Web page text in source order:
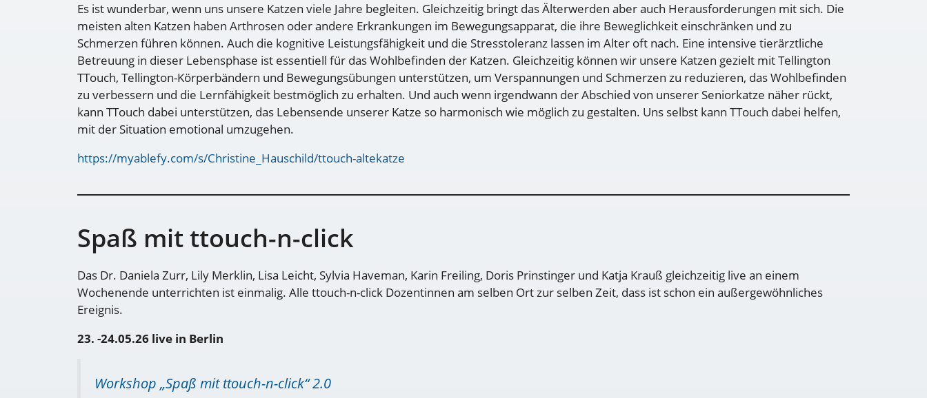
Es ist wunderbar, wenn uns unsere Katzen viele Jahre begleiten. Gleichzeitig bringt das Älterwerden aber auch Herausforderungen mit sich. Die
meisten alten Katzen haben Arthrosen oder andere Erkrankungen im Bewegungsapparat, die ihre Beweglichkeit einschränken und zu
Schmerzen führen können. Auch die kognitive Leistungsfähigkeit und die Stresstoleranz lassen im Alter oft nach. Eine intensive tierärztliche
Betreuung in dieser Lebensphase ist essentiell für das Wohlbefinden der Katzen. Gleichzeitig können wir unsere Katzen gezielt mit Tellington
TTouch, Tellington-Körperbändern und Bewegungsübungen unterstützen, um Verspannungen und Schmerzen zu reduzieren, das Wohlbefinden
zu verbessern und die Lernfähigkeit bestmöglich zu erhalten. Und auch wenn irgendwann der Abschied von unserer Seniorkatze näher rückt,
kann TTouch dabei unterstützen, das Lebensende unserer Katze so harmonisch wie möglich zu gestalten. Uns selbst kann TTouch dabei helfen,
mit der Situation emotional umzugehen.
https://myablefy.com/s/Christine_Hauschild/ttouch-altekatze
Spaß mit ttouch-n-click
Das Dr. Daniela Zurr, Lily Merklin, Lisa Leicht, Sylvia Haveman, Karin Freiling, Doris Prinstinger und Katja Krauß gleichzeitig live an einem
Wochenende unterrichten ist einmalig. Alle ttouch-n-click Dozentinnen am selben Ort zur selben Zeit, dass ist schon ein außergewöhnliches
Ereignis.
23. -24.05.26 live in Berlin
Workshop „Spaß mit ttouch-n-click“ 2.0